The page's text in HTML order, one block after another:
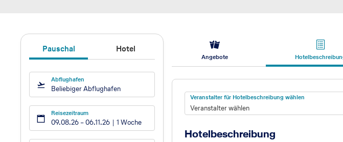
Pauschal Hotel
Abflughafen
Beliebiger Abflughafen
Reisezeitraum
09.08.26 –06.11.26 1 Woche
Angebote
Hotelbeschreibung
Veranstalter für Hotelbeschreibung wählen
Veranstalter wählen
Hotelbeschreibung